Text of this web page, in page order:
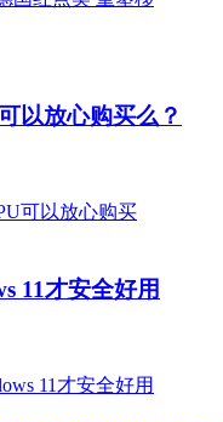
以放心购买么？
11才安全好用